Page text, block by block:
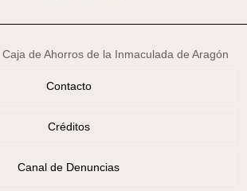
de Ahorros de la Inmaculada de Aragón
Contacto
Créditos
Canal de Denuncias